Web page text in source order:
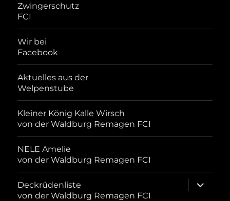
Zwingerschutz
FCI
Wir bei
Facebook
Aktuelles aus der
Welpenstube
Kleiner König Kalle Wirsch
von der Waldburg Remagen FCI
NELE Amelie
von der Waldburg Remagen FCI
Deckrüdenliste
von der Waldburg Remagen FCI
öffnen